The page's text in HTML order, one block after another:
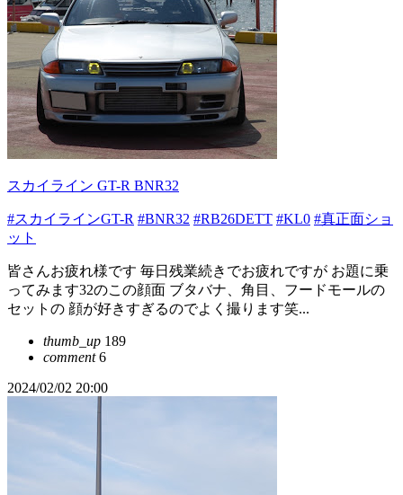
スカイライン GT-R BNR32
#スカイラインGT-R #BNR32 #RB26DETT #KL0 #真正面ショ
ット
皆さんお疲れ様です 毎日残業続きでお疲れですが お題に乗
ってみます32のこの顔面 ブタバナ、角目、フードモールの
セットの 顔が好きすぎるのでよく撮ります笑...
thumb_up 189
comment6
2024/02/02 20:00